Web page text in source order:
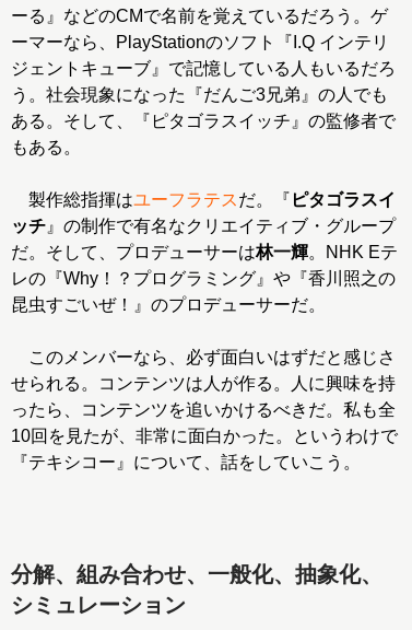
ーる』などのCMで名前を覚えているだろう。ゲ
ーマーなら、PlayStationのソフト『I.Q インテリ
ジェントキューブ』で記憶している人もいるだろ
う。社会現象になった『だんご3兄弟』の人でも
ある。そして、『ピタゴラスイッチ』の監修者で
もある。
製作総指揮はユーフラテスだ。『 ピタゴラスイ
ッチ 』の制作で有名なクリエイティブ・グループ
だ。そして、プロデューサーは林一輝。NHK Eテ
レの『Why！？プログラミング』や『香川照之の
昆虫すごいぜ！』のプロデューサーだ。
このメンバーなら、必ず面白いはずだと感じさ
せられる。コンテンツは人が作る。人に興味を持
ったら、コンテンツを追いかけるべきだ。私も全
10回を見たが、非常に面白かった。というわけで
『テキシコー』について、話をしていこう。
分解、組み合わせ、一般化、抽象化、
シミュレーション